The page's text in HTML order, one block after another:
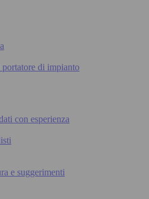
portatore di impianto
con esperienza
e suggerimenti